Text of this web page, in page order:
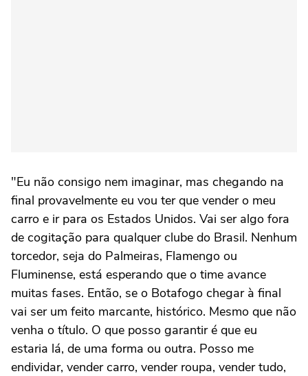
"Eu não consigo nem imaginar, mas chegando na
final provavelmente eu vou ter que vender o meu
carro e ir para os Estados Unidos. Vai ser algo fora
de cogitação para qualquer clube do Brasil. Nenhum
torcedor, seja do Palmeiras, Flamengo ou
Fluminense, está esperando que o time avance
muitas fases. Então, se o Botafogo chegar à final
vai ser um feito marcante, histórico. Mesmo que não
venha o título. O que posso garantir é que eu
estaria lá, de uma forma ou outra. Posso me
endividar, vender carro, vender roupa, vender tudo,